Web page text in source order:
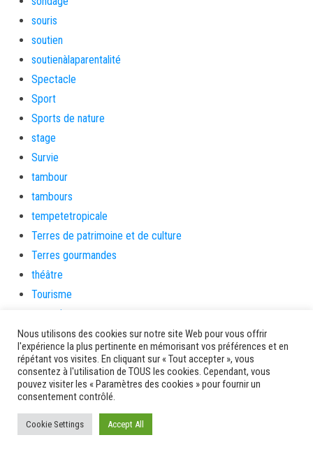
souris
soutien
soutienàlaparentalité
Spectacle
Sport
Sports de nature
stage
Survie
tambour
tambours
tempetetropicale
Terres de patrimoine et de culture
Terres gourmandes
théâtre
Tourisme
toussaint
tradition
Transition Energétique
Transport et routes
Travail
Travaux
Travaux THD
Nous utilisons des cookies sur notre site Web pour vous offrir
l'expérience la plus pertinente en mémorisant vos préférences et en
répétant vos visites. En cliquant sur « Tout accepter », vous
consentez à l'utilisation de TOUS les cookies. Cependant, vous
pouvez visiter les « Paramètres des cookies » pour fournir un
consentement contrôlé.
Cookie Settings Accept All